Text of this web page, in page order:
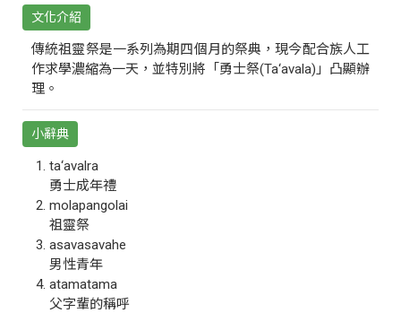
文化介紹
傳統祖靈祭是一系列為期四個月的祭典，現今配合族人工
作求學濃縮為一天，並特別將「勇士祭(Ta‘avala)」凸顯辦
理。
小辭典
ta‘avalra
勇士成年禮
molapangolai
祖靈祭
asavasavahe
男性青年
atamatama
父字輩的稱呼